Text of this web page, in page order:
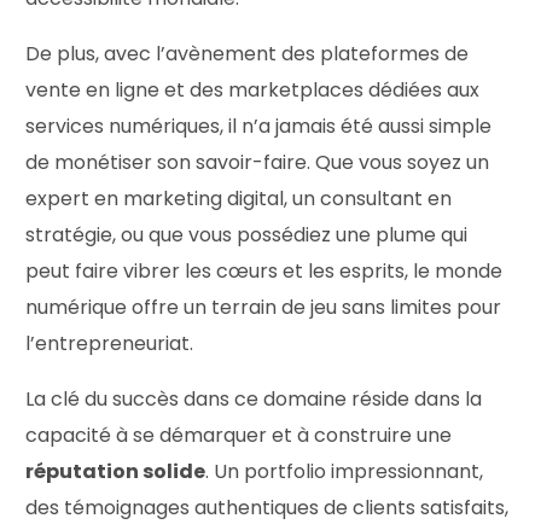
De plus, avec l’avènement des plateformes de
vente en ligne et des marketplaces dédiées aux
services numériques, il n’a jamais été aussi simple
de monétiser son savoir-faire. Que vous soyez un
expert en marketing digital, un consultant en
stratégie, ou que vous possédiez une plume qui
peut faire vibrer les cœurs et les esprits, le monde
numérique offre un terrain de jeu sans limites pour
l’entrepreneuriat.
La clé du succès dans ce domaine réside dans la
capacité à se démarquer et à construire une
réputation solide. Un portfolio impressionnant,
des témoignages authentiques de clients satisfaits,